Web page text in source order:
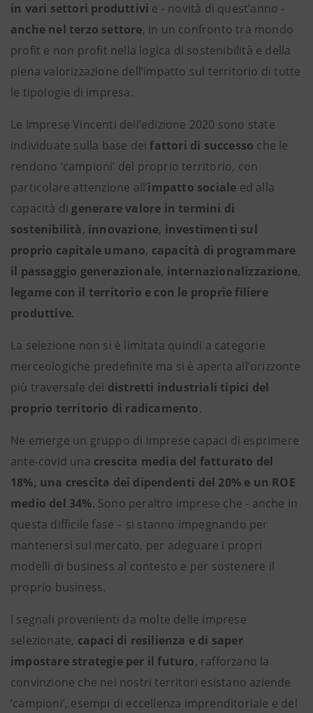
in vari settori produttivi e - novità di quest’anno -
anche nel terzo settore, in un confronto tra mondo
profit e non profit nella logica di sostenibilità e della
piena valorizzazione dell’impatto sul territorio di tutte
le tipologie di impresa.
Le Imprese Vincenti dell’edizione 2020 sono state
individuate sulla base dei fattori di successo che le
rendono ‘campioni’ del proprio territorio, con
particolare attenzione all’impatto sociale ed alla
capacità di generare valore in termini di
sostenibilità, innovazione, investimenti sul
proprio capitale umano, capacità di programmare
il passaggio generazionale, internazionalizzazione,
legame con il territorio e con le proprie filiere
produttive.
La selezione non si è limitata quindi a categorie
merceologiche predefinite ma si è aperta all’orizzonte
più traversale dei distretti industriali tipici del
proprio territorio di radicamento.
Ne emerge un gruppo di imprese capaci di esprimere
ante-covid una crescita media del fatturato del
18%, una crescita dei dipendenti del 20% e un ROE
medio del 34%. Sono peraltro imprese che - anche in
questa difficile fase – si stanno impegnando per
mantenersi sul mercato, per adeguare i propri
modelli di business al contesto e per sostenere il
proprio business.
I segnali provenienti da molte delle imprese
selezionate, capaci di resilienza e di saper
impostare strategie per il futuro, rafforzano la
convinzione che nei nostri territori esistano aziende
‘campioni’, esempi di eccellenza imprenditoriale e del